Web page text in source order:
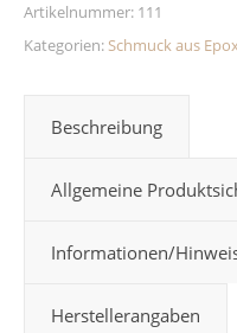
Artikelnummer: 111
Kategorien: Schmuck aus
Beschreibung
Allgemeine
Informationen/
Herstellerangaben